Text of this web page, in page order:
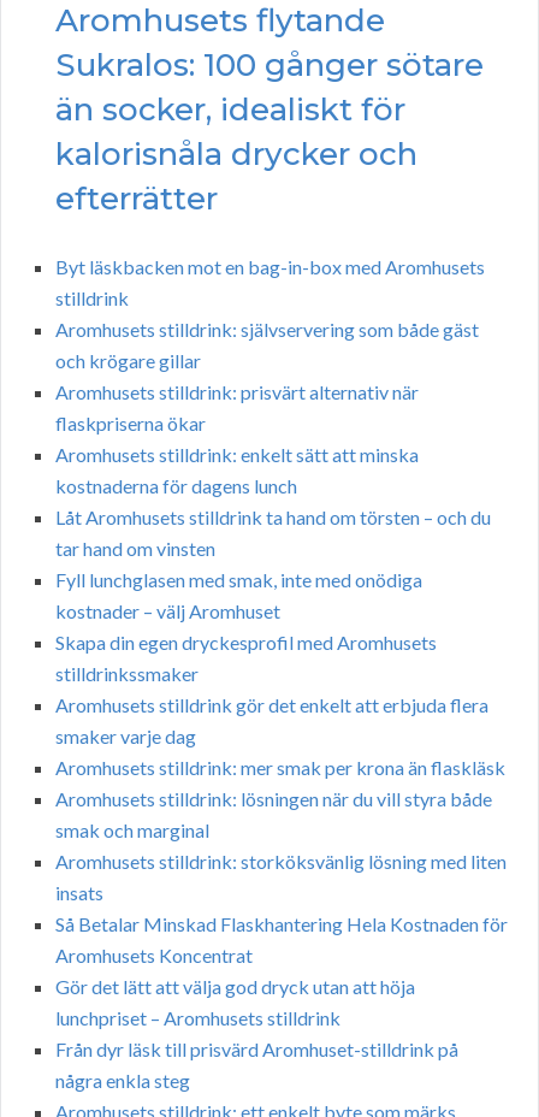
Aromhusets flytande
Sukralos: 100 gånger sötare
än socker, idealiskt för
kalorisnåla drycker och
efterrätter
Byt läskbacken mot en bag-in-box med Aromhusets
stilldrink
Aromhusets stilldrink: självservering som både gäst
och krögare gillar
Aromhusets stilldrink: prisvärt alternativ när
flaskpriserna ökar
Aromhusets stilldrink: enkelt sätt att minska
kostnaderna för dagens lunch
Låt Aromhusets stilldrink ta hand om törsten – och du
tar hand om vinsten
Fyll lunchglasen med smak, inte med onödiga
kostnader – välj Aromhuset
Skapa din egen dryckesprofil med Aromhusets
stilldrinkssmaker
Aromhusets stilldrink gör det enkelt att erbjuda flera
smaker varje dag
Aromhusets stilldrink: mer smak per krona än flaskläsk
Aromhusets stilldrink: lösningen när du vill styra både
smak och marginal
Aromhusets stilldrink: storköksvänlig lösning med liten
insats
Så Betalar Minskad Flaskhantering Hela Kostnaden för
Aromhusets Koncentrat
Gör det lätt att välja god dryck utan att höja
lunchpriset – Aromhusets stilldrink
Från dyr läsk till prisvärd Aromhuset-stilldrink på
några enkla steg
Aromhusets stilldrink: ett enkelt byte som märks